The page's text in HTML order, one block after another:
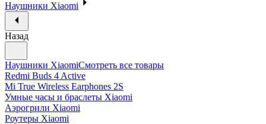
Наушники Xiaomi
Назад
Наушники XiaomiСмотреть все товары
Redmi Buds 4 Active
Mi True Wireless Earphones 2S
Умные часы и браслеты Xiaomi
Аэрогрили Xiaomi
Роутеры Xiaomi